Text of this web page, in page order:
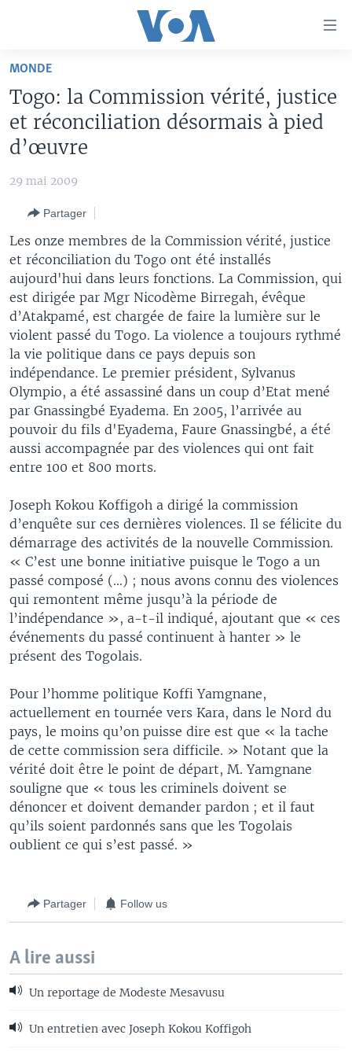
Retour
navigation
principale
Retour
recherche
AFRIQUE
ÉTATS-UNIS
LE MONDE AUJOURD'HUI
FOCUS SAHEL
REPORTAGES
VOUS + NOUS
CARNET DE SANTÉ
RADIO
LE MONDE AU FÉMININ
L'AMÉRIQUE ET VOUS
DIALOGUE DES RELIGIONS
RM SHOW
LINGALA
SANGO
Apprenez L'anglais
SUIVEZ-NOUS
Langues
MONDE
Togo: la Commission vérité, justice
et réconciliation désormais à pied
d’œuvre
29 mai 2009
Partager
Les onze membres de la Commission vérité, justice
et réconciliation du Togo ont été installés
aujourd'hui dans leurs fonctions. La Commission, qui
est dirigée par Mgr Nicodème Birregah, évêque
d’Atakpamé, est chargée de faire la lumière sur le
violent passé du Togo. La violence a toujours rythmé
la vie politique dans ce pays depuis son
indépendance. Le premier président, Sylvanus
Olympio, a été assassiné dans un coup d’Etat mené
par Gnassingbé Eyadema. En 2005, l’arrivée au
pouvoir du fils d'Eyadema, Faure Gnassingbé, a été
aussi accompagnée par des violences qui ont fait
entre 100 et 800 morts.
Joseph Kokou Koffigoh a dirigé la commission
d’enquête sur ces dernières violences. Il se félicite du
démarrage des activités de la nouvelle Commission.
« C’est une bonne initiative puisque le Togo a un
passé composé (…) ; nous avons connu des violences
qui remontent même jusqu’à la période de
l’indépendance », a-t-il indiqué, ajoutant que « ces
événements du passé continuent à hanter » le
présent des Togolais.
Pour l’homme politique Koffi Yamgnane,
actuellement en tournée vers Kara, dans le Nord du
pays, le moins qu’on puisse dire est que « la tache
de cette commission sera difficile. » Notant que la
vérité doit être le point de départ, M. Yamgnane
souligne que « tous les criminels doivent se
dénoncer et doivent demander pardon ; et il faut
qu’ils soient pardonnés sans que les Togolais
oublient ce qui s’est passé. »
Partager Follow us
A lire aussi
Un reportage de Modeste Mesavusu
Un entretien avec Joseph Kokou Koffigoh